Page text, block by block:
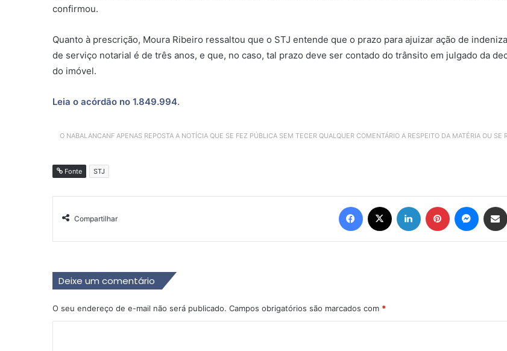
confirmou.
Quanto à prescrição, Moura Ribeiro ressaltou que o STJ entende que o prazo para ajuizar ação de
de serviço notarial é de três anos, e que, no caso, tal prazo deve ser contado do trânsito em julgado da
do imóvel.
Leia o acórdão no 1.849.994.
O NABALANCANF APENAS REPOSTA A NOTÍCIA QUE SE FEZ PÚBLICA SEM TECER QUALQUER COMENTÁRIO A RESPEITO DA MATÉRIA OU
Fonte STJ
Compartilhar
Deixe um comentário
O seu endereço de e-mail não será publicado. Campos obrigatórios são marcados com *